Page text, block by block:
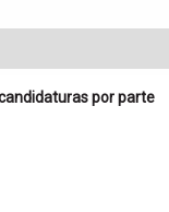
por parte